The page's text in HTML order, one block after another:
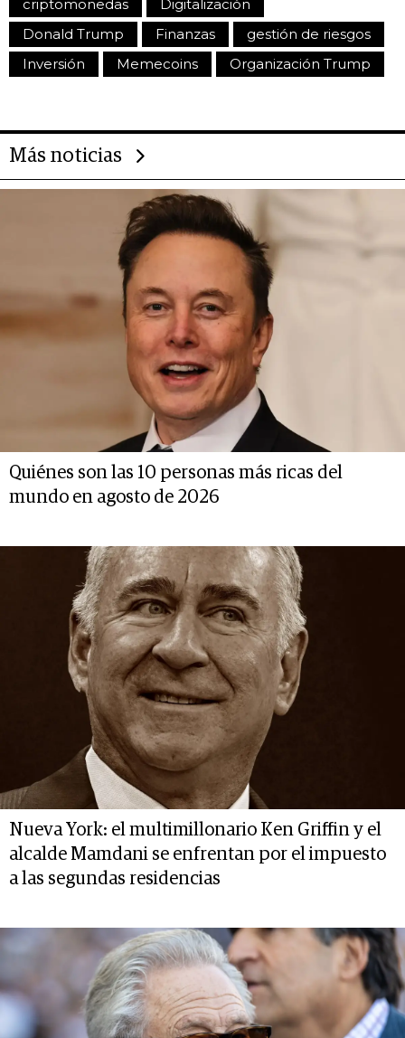
criptomonedas
Digitalización
Donald Trump
Finanzas
gestión de riesgos
Inversión
Memecoins Organización Trump
Más noticias
Quiénes son las 10 personas más ricas del
mundo en agosto de 2026
Nueva York: el multimillonario Ken Griffin y el
alcalde Mamdani se enfrentan por el impuesto
a las segundas residencias